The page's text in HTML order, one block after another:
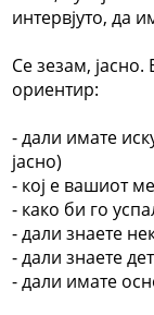
интервјуто, да
Се зезам,
ориентир:
- дали имате
јасно)
- кој е вашиот
- како би го
- дали знаете
- дали знаете
- дали имате